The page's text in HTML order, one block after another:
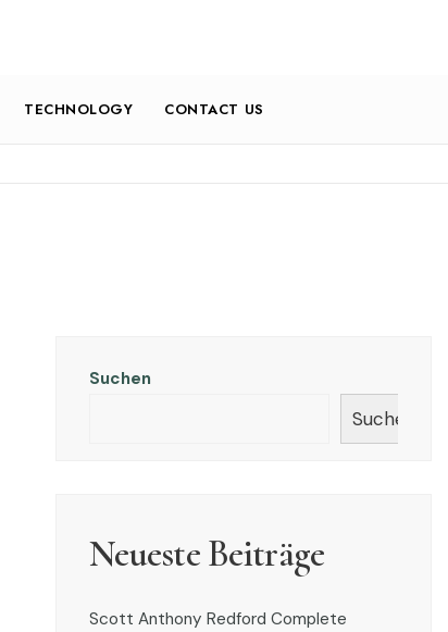
TECHNOLOGY CONTACT US
Suchen
Suchen
Neueste Beiträge
Scott Anthony Redford Complete